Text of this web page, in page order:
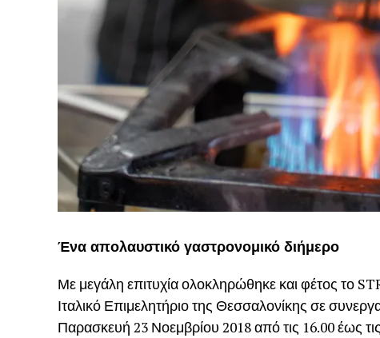
Ένα απολαυστικό γαστρονομικό διήμερο
Με μεγάλη επιτυχία ολοκληρώθηκε και φέτος το
Ιταλικό Επιμελητήριο της Θεσσαλονίκης σε
Παρασκευή 23 Νοεμβρίου 2018 από τις 16.00 έως